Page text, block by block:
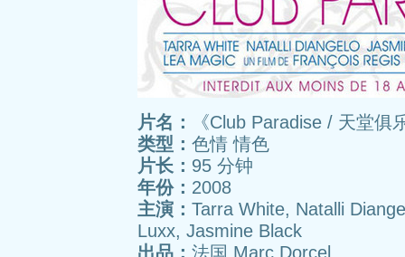
片名：
《Club Paradise / 天堂俱
类型： 色情 情色
片长： 95 分钟
年份： 2008
主演： Tarra White, Natalli
Luxx, Jasmine Black
出品： 法国 Marc Dorcel